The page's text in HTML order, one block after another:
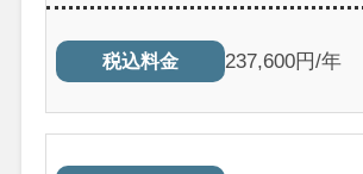
税込料金 237,600円/年